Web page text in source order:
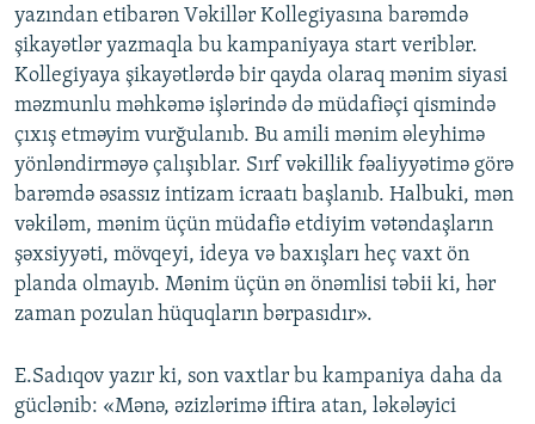
yazından etibarən Vəkillər Kollegiyasına barəmdə
şikayətlər yazmaqla bu kampaniyaya start veriblər.
Kollegiyaya şikayətlərdə bir qayda olaraq mənim siyasi
məzmunlu məhkəmə işlərində də müdafiəçi qismində
çıxış etməyim vurğulanıb. Bu amili mənim əleyhimə
yönləndirməyə çalışıblar. Sırf vəkillik fəaliyyətimə görə
barəmdə əsassız intizam icraatı başlanıb. Halbuki, mən
vəkiləm, mənim üçün müdafiə etdiyim vətəndaşların
şəxsiyyəti, mövqeyi, ideya və baxışları heç vaxt ön
planda olmayıb. Mənim üçün ən önəmlisi təbii ki, hər
zaman pozulan hüquqların bərpasıdır».
E.Sadıqov yazır ki, son vaxtlar bu kampaniya daha da
güclənib: «Mənə, əzizlərimə iftira atan, ləkələyici